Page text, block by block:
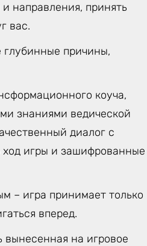
направления, принять
вас.
глубинные причины,
коуча,
знаниями ведической
диалог с
ход игры и зашифрованные
– игра принимает только
вперед.
на игровое